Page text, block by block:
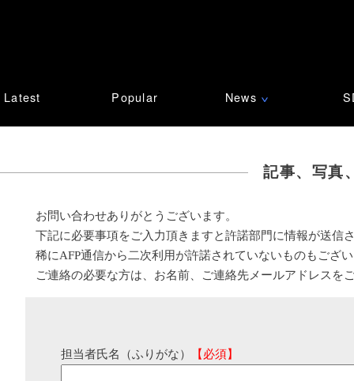
Latest Popular News ∨
記事、写真
お問い合わせありがとうございます。
下記に必要事項をご入力頂きますと許諾部門に情報が送信
稀にAFP通信から二次利用が許諾されていないものもござ
ご連絡の必要な方は、お名前、ご連絡先メールアドレスを
担当者氏名（ふりがな） 【必須】